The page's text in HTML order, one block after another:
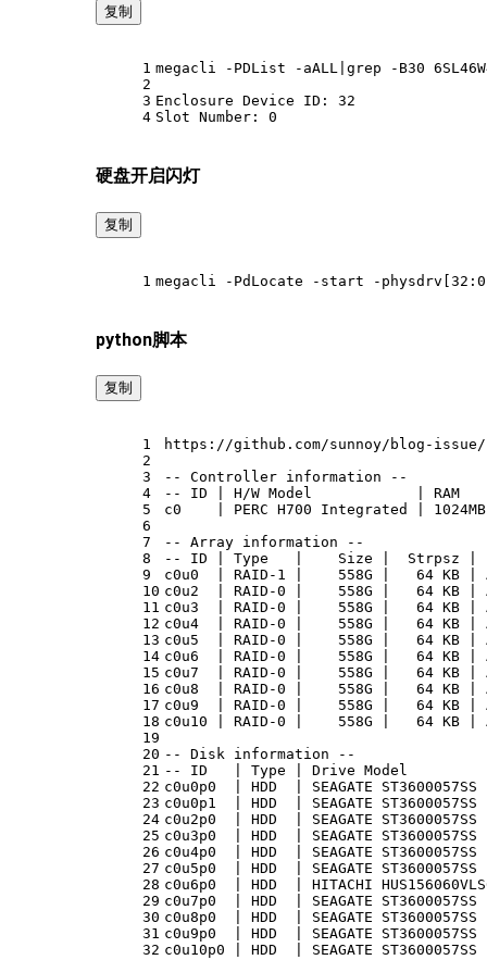
复制
1
2
3
4
megacli -PDList -aALL|grep -B30
Enclosure Device ID: 32
Slot Number: 0
硬盘开启闪灯
复制
1 megacli -PdLocate -start -
python脚本
复制
1
2
3
4
5
6
7
8
9
10
11
12
13
14
15
16
17
18
19
20
21
22
23
24
25
26
27
28
29
30
31
32
https://github.com/sunnoy/blog-
-- Controller information --
-- ID | H/W Model            | RAM
c0    | PERC H700 Integrated |
-- Array information --
-- ID | Type   |    Size |  Strpsz |
c0u0  | RAID-1 |    558G |   64 KB |
c0u2  | RAID-0 |    558G |   64 KB |
c0u3  | RAID-0 |    558G |   64 KB |
c0u4  | RAID-0 |    558G |   64 KB |
c0u5  | RAID-0 |    558G |   64 KB |
c0u6  | RAID-0 |    558G |   64 KB |
c0u7  | RAID-0 |    558G |   64 KB |
c0u8  | RAID-0 |    558G |   64 KB |
c0u9  | RAID-0 |    558G |   64 KB |
c0u10 | RAID-0 |    558G |   64 KB |
-- Disk information --
-- ID   | Type | Drive Model
c0u0p0  | HDD  | SEAGATE
c0u0p1  | HDD  | SEAGATE
c0u2p0  | HDD  | SEAGATE
c0u3p0  | HDD  | SEAGATE
c0u4p0  | HDD  | SEAGATE
c0u5p0  | HDD  | SEAGATE
c0u6p0  | HDD  | HITACHI
c0u7p0  | HDD  | SEAGATE
c0u8p0  | HDD  | SEAGATE
c0u9p0  | HDD  | SEAGATE
c0u10p0 | HDD  | SEAGATE